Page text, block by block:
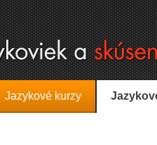
Jazykové kurzy